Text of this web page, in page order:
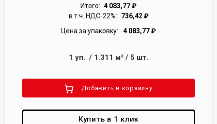
Итого: 4 083,77₽
в т.ч. НДС-22%:
736,42₽
Цена за упаковку:
4 083,77₽
1 уп. / 1.311 м² / 5 шт.
Добавить в корзиину
Купить в 1 клик